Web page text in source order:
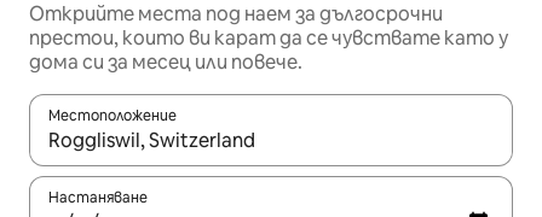
Открийте места под наем за дългосрочни
престои, които ви карат да се чувствате като у
дома си за месец или повече.
Местоположение
Когато резултатите се покажат, използвайте
Настаняване